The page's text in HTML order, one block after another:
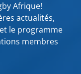
Afrique!
actualités,
le programme
membres